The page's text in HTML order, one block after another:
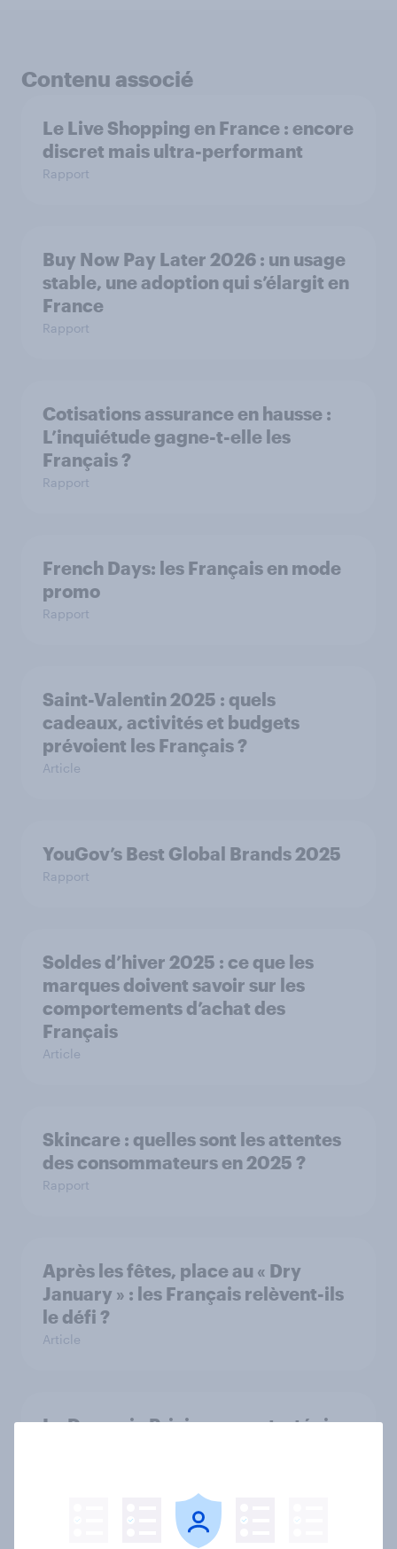
Contenu associé
Le Live Shopping en France : encore
discret mais ultra-performant
Rapport
Buy Now Pay Later 2026 : un usage
stable, une adoption qui s’élargit en
France
Rapport
Cotisations assurance en hausse :
L’inquiétude gagne-t-elle les
Français ?
Rapport
French Days: les Français en mode
promo
Rapport
Saint-Valentin 2025 : quels
cadeaux, activités et budgets
prévoient les Français ?
Article
YouGov’s Best Global Brands 2025
Rapport
Soldes d’hiver 2025 : ce que les
marques doivent savoir sur les
comportements d’achat des
Français
Article
Skincare : quelles sont les attentes
des consommateurs en 2025 ?
Rapport
Après les fêtes, place au « Dry
January » : les Français relèvent-ils
le défi ?
Article
Le Dynamic Pricing : une stratégie